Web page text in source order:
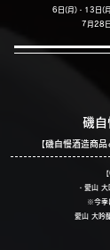
6日(月)・13日(
7月28日
磯自
【磯自慢酒造商
・愛山
※今季
愛山 大吟